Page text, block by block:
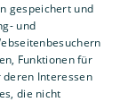
gespeichert und
und
Funktionen für
Interessen
die nicht